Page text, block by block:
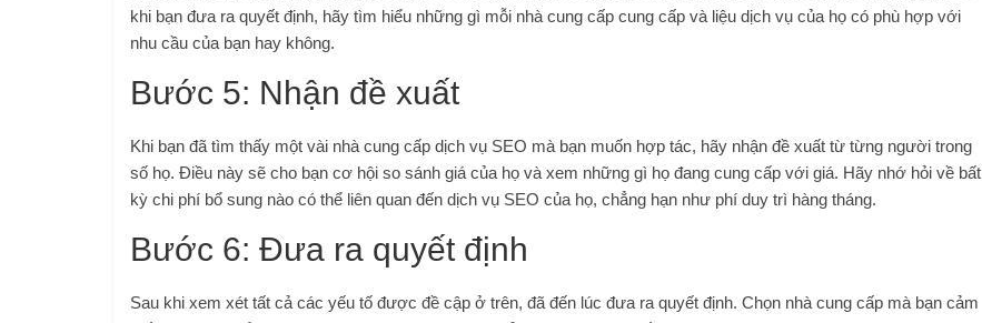
khi bạn đưa ra quyết định, hãy tìm hiểu những gì mỗi nhà cung cấp cung cấp và liệu dịch vụ của họ có phù hợp với
nhu cầu của bạn hay không.
Bước 5: Nhận đề xuất
Khi bạn đã tìm thấy một vài nhà cung cấp dịch vụ SEO mà bạn muốn hợp tác, hãy nhận đề xuất từ ​​​​từng người trong
số họ. Điều này sẽ cho bạn cơ hội so sánh giá của họ và xem những gì họ đang cung cấp với giá. Hãy nhớ hỏi về bất
kỳ chi phí bổ sung nào có thể liên quan đến dịch vụ SEO của họ, chẳng hạn như phí duy trì hàng tháng.
Bước 6: Đưa ra quyết định
Sau khi xem xét tất cả các yếu tố được đề cập ở trên, đã đến lúc đưa ra quyết định. Chọn nhà cung cấp mà bạn cảm